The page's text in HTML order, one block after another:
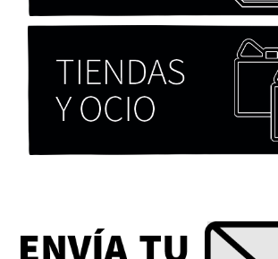
Chicas tristes de Fernanda Tovar